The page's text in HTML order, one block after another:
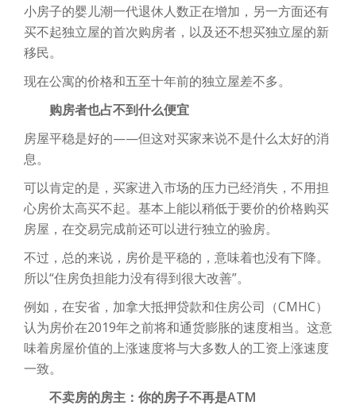
小房子的婴儿潮一代退休人数正在增加，另一方面还有
买不起独立屋的首次购房者，以及还不想买独立屋的新
移民。
现在公寓的价格和五至十年前的独立屋差不多。
购房者也占不到什么便宜
房屋平稳是好的——但这对买家来说不是什么太好的消
息。
可以肯定的是，买家进入市场的压力已经消失，不用担
心房价太高买不起。基本上能以稍低于要价的价格购买
房屋，在交易完成前还可以进行独立的验房。
不过，总的来说，房价是平稳的，意味着也没有下降。
所以“住房负担能力没有得到很大改善”。
例如，在安省，加拿大抵押贷款和住房公司（CMHC）
认为房价在2019年之前将和通货膨胀的速度相当。这意
味着房屋价值的上涨速度将与大多数人的工资上涨速度
一致。
不卖房的房主：你的房子不再是ATM